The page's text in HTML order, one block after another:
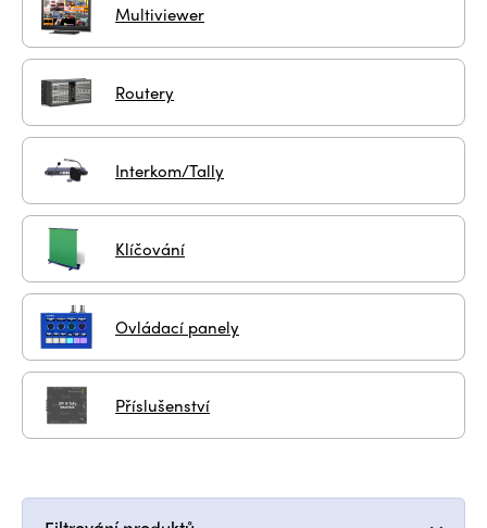
Multiviewer
Routery
Interkom/Tally
Klíčování
Ovládací panely
Příslušenství